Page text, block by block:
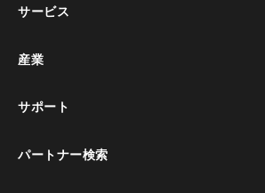
サービス
産業
サポート
パートナー検索